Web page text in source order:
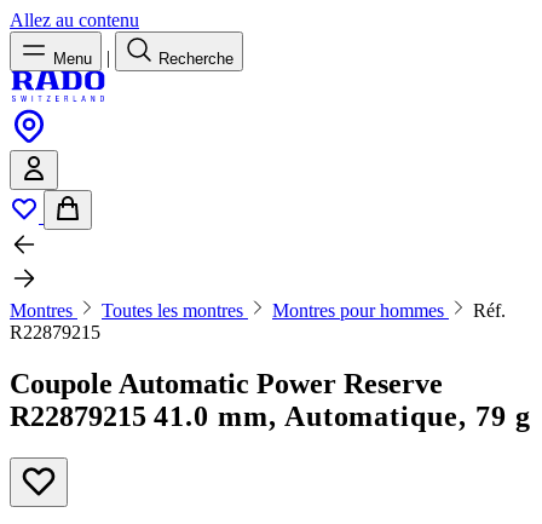
Allez au contenu
Menu | Recherche
Montres Toutes les montres Montres pour hommes
Réf.
R22879215
Coupole Automatic Power Reserve
R22879215 41.0 mm, Automatique, 79 g